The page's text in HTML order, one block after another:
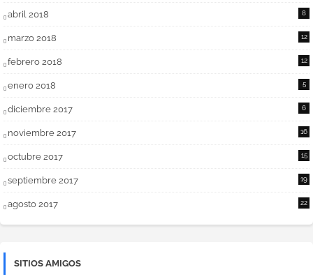
abril 2018 8
marzo 2018 12
febrero 2018 12
enero 2018 5
diciembre 2017 6
noviembre 2017 16
octubre 2017 15
septiembre 2017 19
agosto 2017 22
SITIOS AMIGOS